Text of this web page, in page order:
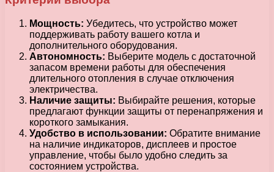
Мощность: Убедитесь, что устройство может
поддерживать работу вашего котла и
дополнительного оборудования.
Автономность: Выберите модель с достаточной
запасом времени работы для обеспечения
длительного отопления в случае отключения
электричества.
Наличие защиты: Выбирайте решения, которые
предлагают функции защиты от перенапряжения и
короткого замыкания.
Удобство в использовании: Обратите внимание
на наличие индикаторов, дисплеев и простое
управление, чтобы было удобно следить за
состоянием устройства.